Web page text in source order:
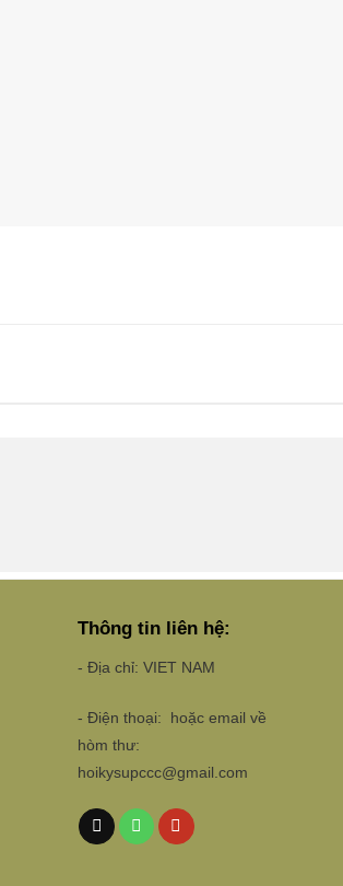
Thông tin liên hệ:
- Địa chỉ: VIET NAM
- Điện thoại: hoặc email về
hòm thư:
hoikysupccc@gmail.com